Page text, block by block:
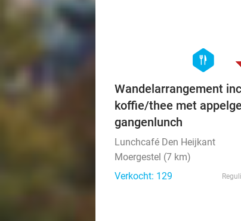
hexagon
food
Wandelarrangement
koffie/thee met
gangenlunch
Lunchcafé Den Heijkant
Moergestel (7 km)
Verkocht: 129